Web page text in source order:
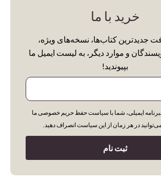
خرید با ما
جدیدترین کتاب‌ها، نسخه‌های ویژه،
و موارد دیگر، به لیست ایمیل ما
بپیوندید!
ایمیلی، شما با سیاست حفظ حریم خصوصی ما
در هر زمان از این سیاست انصراف دهید.
ثبت نام